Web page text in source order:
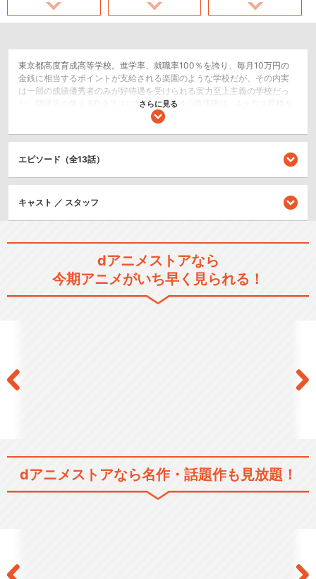
東京都高度育成高等学校。進学率、就職率100％を誇り、毎月10万円の
金銭に相当するポイントが支給される楽園のような学校だが、その内実
は一部の成績優秀者のみが好待遇を受けられる実力至上主義の学校だっ
た。問題児の集まるDクラスに配属された綾小路清隆は、Aクラス昇格を
目指すクラスメイトの堀北鈴音に協力。無人島でのサバイバル試験を終
入り乱れた新たな特別試験が始まろうとしていた。クラスのためか、グ
ループのためか、あるいは個人のためか――。他クラスが不穏な動きを
見せる中、まとまりに欠けるDクラスは窮地に立たされる。信頼と疑念の
狭間で揺れ動く生徒たちは、真実を看破できるのか。新たな学園黙示録
ようこそ実力至上主義の教室
へ
ようこそ実力至上主義の教室
へ 4th Seas…
さらに見る
エピソード（全13話）
キャスト ／ スタッフ
dアニメストアなら
今期アニメがいち早く見られる！
dアニメストアなら名作・話題作も見放題！